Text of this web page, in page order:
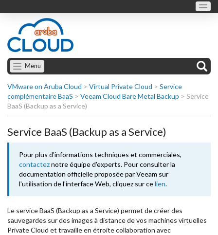
Menu
VMware on Aruba Cloud > Virtual Private Cloud > Service
complémentaire BaaS > Veeam Cloud Bare Metal Backup > Service
BaaS (Backup as a Service)
Service BaaS (Backup as a Service)
Pour plus d'informations techniques et commerciales,
contacteznotre équipe d'experts. Pour consulter la
documentation officielle proposée par Veeam sur
l'utilisation de l'interface Web, cliquez sur celien.
Le service BaaS (Backup as a Service) permet de créer des
sauvegardes sur des images à distance de vos machines virtuelles
Private Cloud et travaille en étroite collaboration avec